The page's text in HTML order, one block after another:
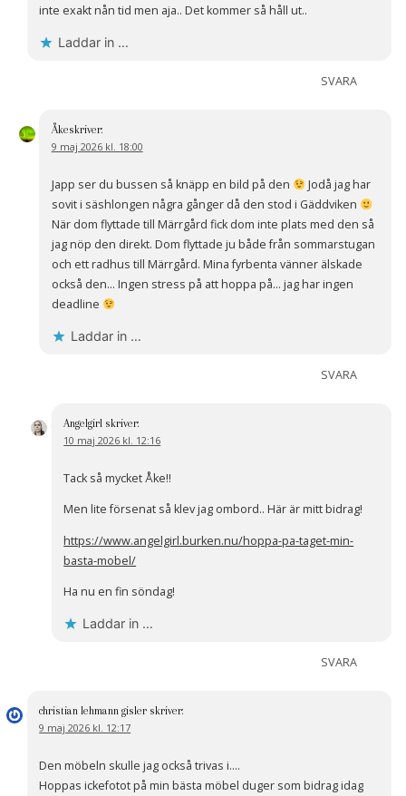
inte exakt nån tid men aja.. Det kommer så håll ut..
Laddar in …
SVARA
Åkeskriver:
9 maj 2026 kl. 18:00
Japp ser du bussen så knäpp en bild på den
Jodå jag har
sovit i säshlongen några gånger då den stod i Gäddviken
När dom flyttade till Märrgård fick dom inte plats med den så
jag nöp den direkt. Dom flyttade ju både från sommarstugan
och ett radhus till Märrgård. Mina fyrbenta vänner älskade
också den… Ingen stress på att hoppa på… jag har ingen
deadline
Laddar in …
SVARA
Angelgirl skriver:
10 maj 2026 kl. 12:16
Tack så mycket Åke!!
Men lite försenat så klev jag ombord.. Här är mitt bidrag!
https://www.angelgirl.burken.nu/hoppa-pa-taget-min-
basta-mobel/
Ha nu en fin söndag!
Laddar in …
SVARA
christian lehmann gisler skriver:
9 maj 2026 kl. 12:17
Den möbeln skulle jag också trivas i….
Hoppas ickefotot på min bästa möbel duger som bidrag idag